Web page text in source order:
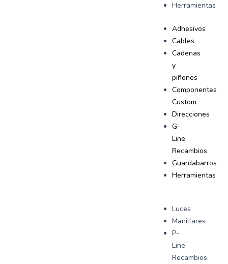
Herramientas
Adhesivos
Cables
Cadenas
y
piñones
Componentes
Custom
Direcciones
G-
Line
Recambios
Guardabarros
Herramientas
Luces
Manillares
P-
Line
Recambios